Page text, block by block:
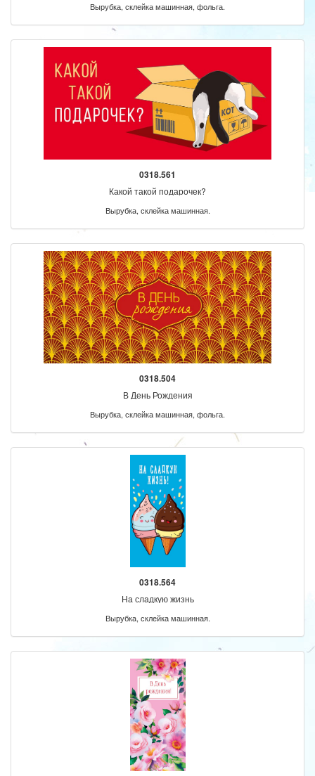
Вырубка, склейка машинная, фольга.
0318.561
Какой такой подарочек?
Вырубка, склейка машинная.
0318.504
В День Рождения
Вырубка, склейка машинная, фольга.
0318.564
На сладкую жизнь
Вырубка, склейка машинная.